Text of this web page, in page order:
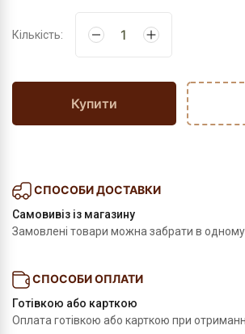
Кількість:
Купити
СПОСОБИ ДОСТАВКИ
Самовивіз із магазину
Замовлені товари можна забрати в
СПОСОБИ ОПЛАТИ
Готівкою або карткою
Оплата готівкою або карткою при